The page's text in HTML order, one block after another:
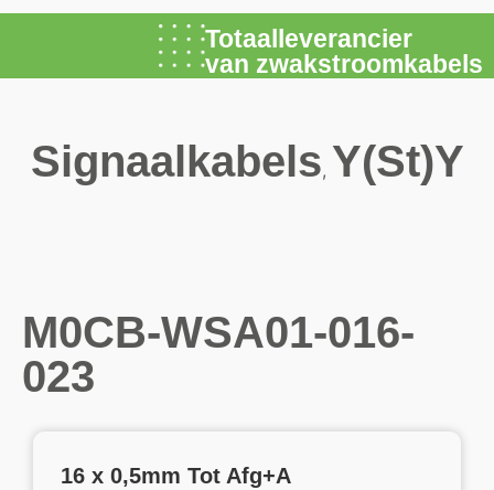
Totaalleverancier
van zwakstroomkabels
Signaalkabels, Y(St)Y
M0CB-WSA01-016-
023
16 x 0,5mm Tot Afg+A